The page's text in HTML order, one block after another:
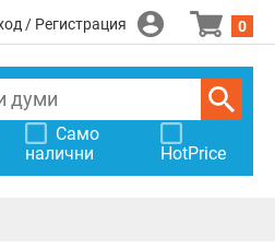
/ Регистрация 0
Само
налични
HotPrice